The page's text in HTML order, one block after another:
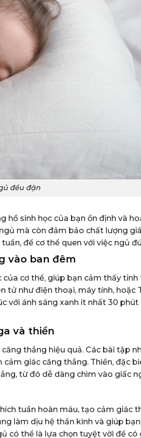
đều đặn
hồ sinh học của bạn ổn định và
mà còn đảm bảo chất lượng
để cơ thể quen với việc ngủ
vào ban đêm
cơ thể, giúp bạn cảm thấy tỉnh
tử như điện thoại, máy tính, hoặc
với ánh sáng xanh ít nhất 30
và thiền
thẳng hiệu quả. Các bài tập
giác căng thẳng. Thiền, đặc
từ đó dễ dàng chìm vào giấc
tuần hoàn máu, tạo cảm giác
làm dịu hệ thần kinh và giúp
có thể là lựa chọn tuyệt vời để có